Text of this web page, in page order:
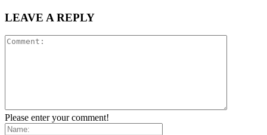
LEAVE A REPLY
Please enter your comment!